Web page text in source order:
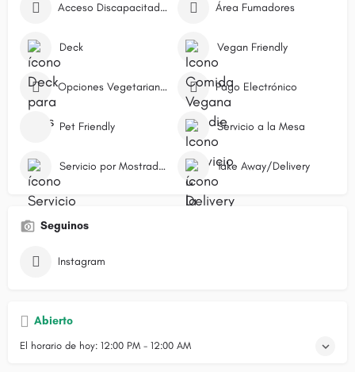
Acceso Discapacitados Área Fumadores
Deck Vegan Friendly
Opciones Vegetarianas Pago Electrónico
Pet Friendly Servicio a la Mesa
Servicio por Mostrador/Caja Take Away/Delivery
Seguinos
Instagram
Abierto
El horario de hoy: 12:00 PM - 12:00 AM